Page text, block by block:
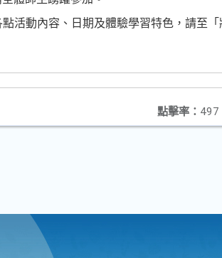
活動內容、日期及體驗學習特色，請至
點擊率： 497